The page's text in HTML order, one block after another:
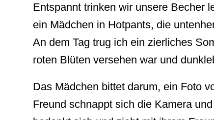
Entspannt trinken wir unsere Becher
ein Mädchen in Hotpants, die
An dem Tag trug ich ein zierliches
roten Blüten versehen war und
Das Mädchen bittet darum, ein Foto
Freund schnappt sich die Kamera